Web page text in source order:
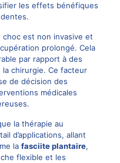
les effets bénéfiques
choc est non invasive et
prolongé. Cela
par rapport à des
chirurgie. Ce facteur
de décision des
médicales
la thérapie au
d’applications, allant
la fasciite plantaire,
flexible et les